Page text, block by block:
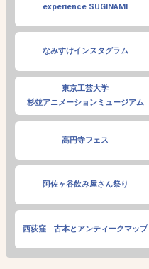
experience SUGINAMI
なみすけインスタグラム
東京工芸大学
杉並アニメーションミュージアム
高円寺フェス
阿佐ヶ谷飲み屋さん祭り
西荻窪 古本とアンティークマップ